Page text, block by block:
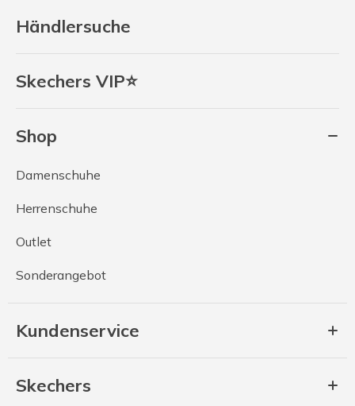
Händlersuche
Skechers VIP⭐
Shop
Damenschuhe
Herrenschuhe
Outlet
Sonderangebot
Kundenservice
Skechers